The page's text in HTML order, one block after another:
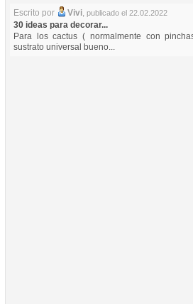
Escrito por
Vivi, publicado el 22.02.2022
30 ideas para decorar...
Para los cactus ( normalmente con
sustrato universal bueno...